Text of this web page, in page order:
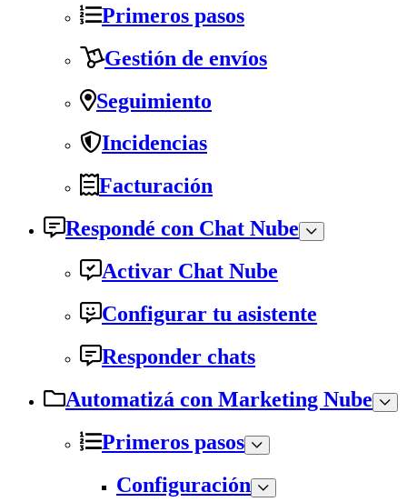
Primeros pasos
Gestión de envíos
Seguimiento
Incidencias
Facturación
Respondé con Chat Nube
Activar Chat Nube
Configurar tu asistente
Responder chats
Automatizá con Marketing Nube
Primeros pasos
Configuración